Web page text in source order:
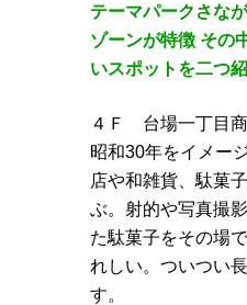
テーマパークさな
ゾーンが特徴 その
いスポットを二つ
４Ｆ 台場一丁目
昭和30年をイメー
店や和雑貨、駄菓
ぶ。射的や写真撮
た駄菓子をその場
れしい。ついつい
す。